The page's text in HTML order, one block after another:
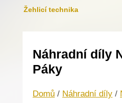
Žehlicí technika
Náhradní díly
Páky
Domů / Náhradní díly /